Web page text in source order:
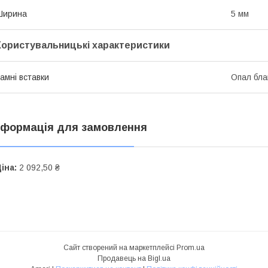
5 мм
характеристики
вставки Опал
для замовлення
2 092,50 ₴
Сайт створений на маркетплейсі Prom.ua
Продавець на Bigl.ua